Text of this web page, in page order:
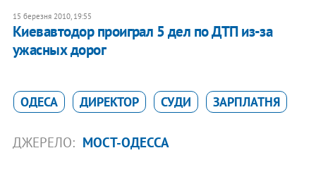
15 березня 2010, 19:55
Киевавтодор проиграл 5 дел по ДТП из-за
ужасных дорог
ОДЕСА ДИРЕКТОР СУДИ ЗАРПЛАТНЯ
ДЖЕРЕЛО: МОСТ-ОДЕССА